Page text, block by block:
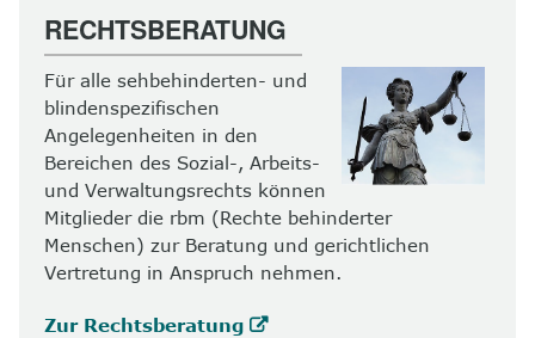
RECHTSBERATUNG
Für alle sehbehinderten- und
blindenspezifischen
Angelegenheiten in den
Bereichen des Sozial-, Arbeits-
und Verwaltungsrechts können
Mitglieder die rbm (Rechte behinderter
Menschen) zur Beratung und gerichtlichen
Vertretung in Anspruch nehmen.
Zur Rechtsberatung